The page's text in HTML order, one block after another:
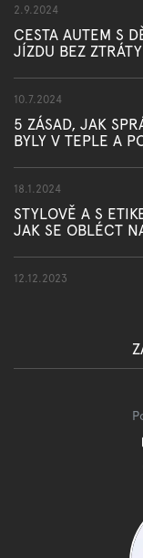
2.9.2024
CESTA AUTEM S
JÍZDU BEZ
10.7.2024
5 ZÁSAD, JAK
BYLY V TEPLE A
18.1.2024
STYLOVĚ A S
JAK SE OBLÉCT
12.12.2023